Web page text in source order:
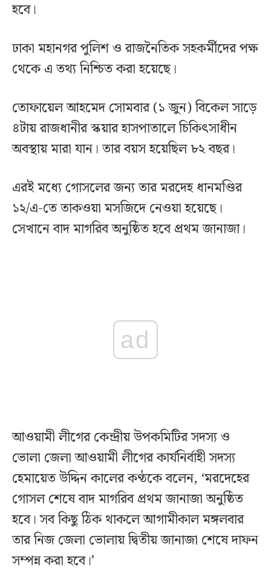
হবে।
ঢাকা মহানগর পুলিশ ও রাজনৈতিক সহকর্মীদের পক্ষ
থেকে এ তথ্য নিশ্চিত করা হয়েছে।
তোফায়েল আহমেদ সোমবার (১ জুন) বিকেল সাড়ে
৪টায় রাজধানীর স্কয়ার হাসপাতালে চিকিৎসাধীন
অবস্থায় মারা যান। তার বয়স হয়েছিল ৮২ বছর।
এরই মধ্যে গোসলের জন্য তার মরদেহ ধানমণ্ডির
১২/এ-তে তাকওয়া মসজিদে নেওয়া হয়েছে।
সেখানে বাদ মাগরিব অনুষ্ঠিত হবে প্রথম জানাজা।
ad
আওয়ামী লীগের কেন্দ্রীয় উপকমিটির সদস্য ও
ভোলা জেলা আওয়ামী লীগের কার্যনির্বাহী সদস্য
হেমায়েত উদ্দিন কালের কণ্ঠকে বলেন, ‘মরদেহের
গোসল শেষে বাদ মাগরিব প্রথম জানাজা অনুষ্ঠিত
হবে। সব কিছু ঠিক থাকলে আগামীকাল মঙ্গলবার
তার নিজ জেলা ভোলায় দ্বিতীয় জানাজা শেষে দাফন
সম্পন্ন করা হবে।’